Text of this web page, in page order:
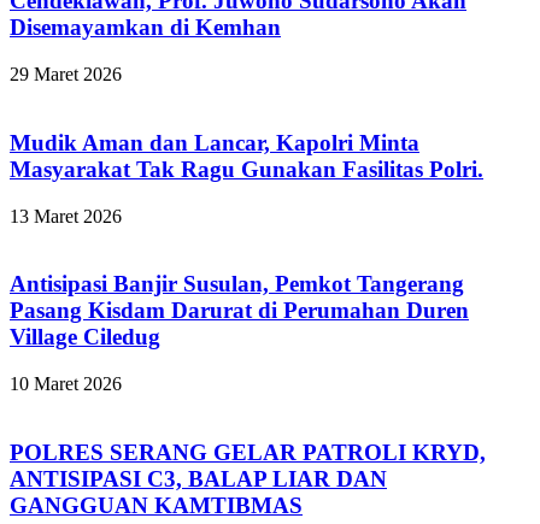
Disemayamkan di Kemhan
29 Maret 2026
Mudik Aman dan Lancar, Kapolri Minta
Masyarakat Tak Ragu Gunakan Fasilitas Polri.
13 Maret 2026
Antisipasi Banjir Susulan, Pemkot Tangerang
Pasang Kisdam Darurat di Perumahan Duren
Village Ciledug
10 Maret 2026
POLRES SERANG GELAR PATROLI KRYD,
ANTISIPASI C3, BALAP LIAR DAN
GANGGUAN KAMTIBMAS